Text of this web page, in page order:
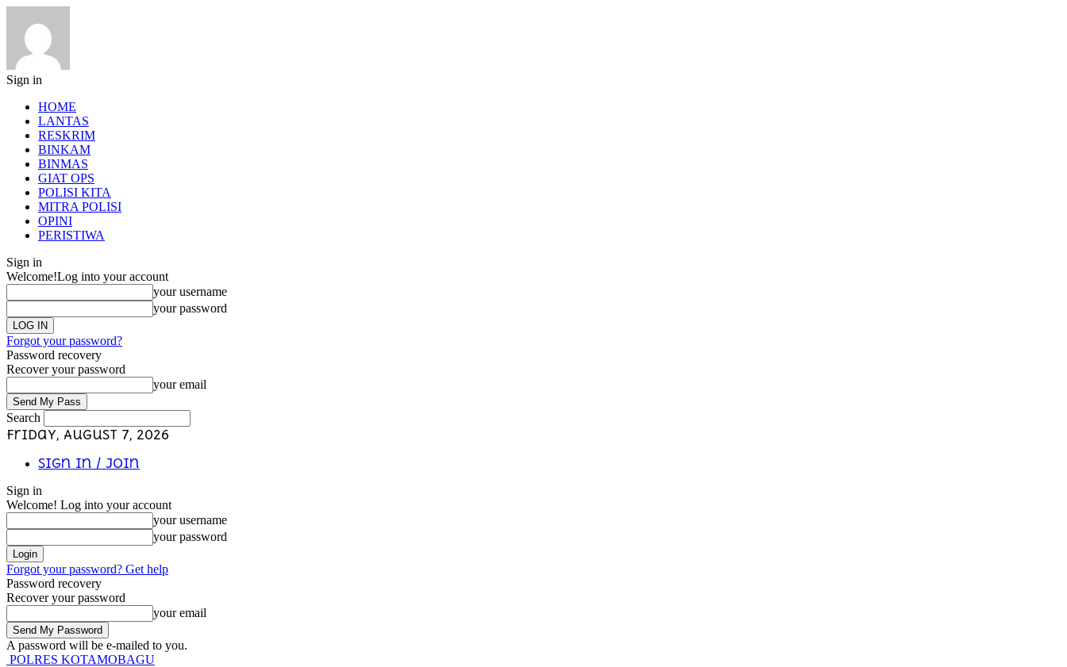
Sign in
HOME
LANTAS
RESKRIM
BINKAM
BINMAS
GIAT OPS
POLISI KITA
MITRA POLISI
OPINI
PERISTIWA
Sign in
Welcome!Log into your account
your username
your password
Forgot your password?
Password recovery
Recover your password
your email
Search
Friday, August 7, 2026
Sign in / Join
Sign in
Welcome! Log into your account
your username
your password
Forgot your password? Get help
Password recovery
Recover your password
your email
A password will be e-mailed to you.
POLRES KOTAMOBAGU